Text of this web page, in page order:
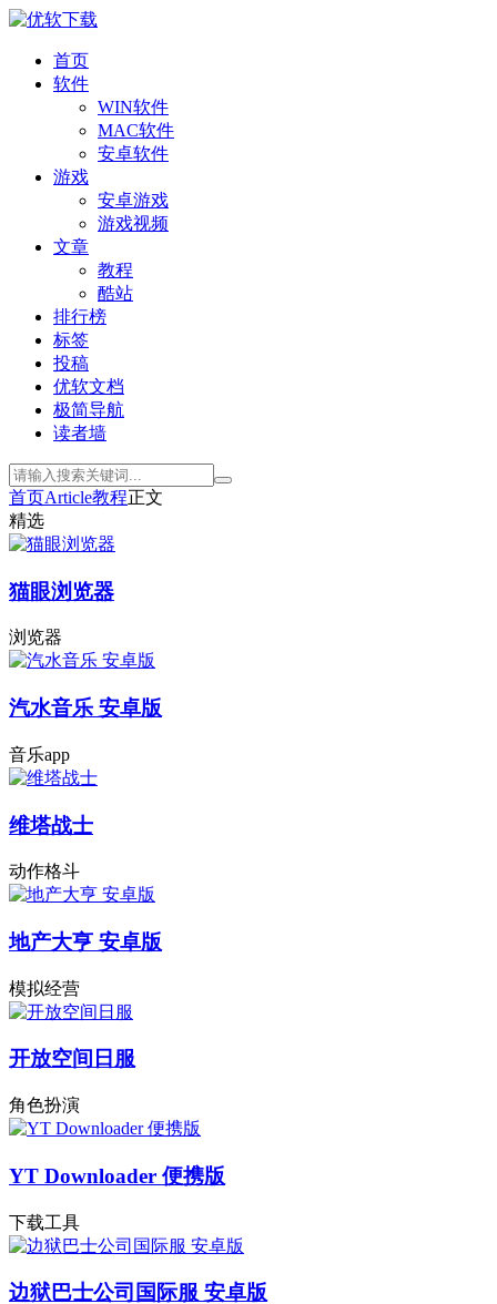
首页
软件
WIN软件
MAC软件
安卓软件
游戏
安卓游戏
游戏视频
文章
教程
酷站
排行榜
标签
投稿
优软文档
极简导航
读者墙
首页Article教程正文
精选
猫眼浏览器
浏览器
汽水音乐 安卓版
音乐app
维塔战士
动作格斗
地产大亨 安卓版
模拟经营
开放空间日服
角色扮演
YT Downloader 便携版
下载工具
边狱巴士公司国际服 安卓版